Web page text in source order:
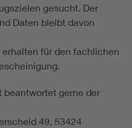
gesucht. Der
Daten bleibt davon
für den fachlichen
beantwortet gerne der
49, 53424